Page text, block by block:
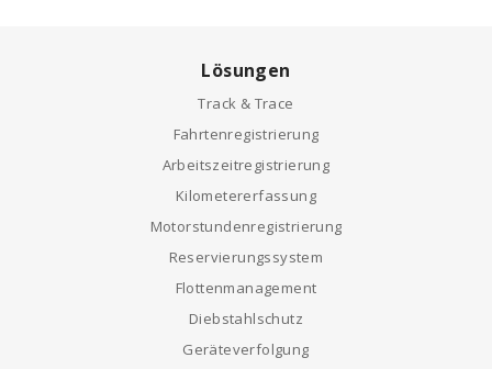
Lösungen
Track & Trace
Fahrtenregistrierung
Arbeitszeitregistrierung
Kilometererfassung
Motorstundenregistrierung
Reservierungssystem
Flottenmanagement
Diebstahlschutz
Geräteverfolgung